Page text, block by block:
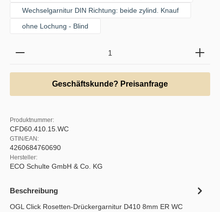
Wechselgarnitur DIN Richtung: beide zylind. Knauf
ohne Lochung - Blind
Produkt Anzahl: Gib den gewünschten Wert ein
Geschäftskunde? Preisanfrage
Produktnummer:
CFD60.410.15.WC
GTIN/EAN:
4260684760690
Hersteller:
ECO Schulte GmbH & Co. KG
Beschreibung
OGL Click Rosetten-Drückergarnitur D410 8mm ER WC